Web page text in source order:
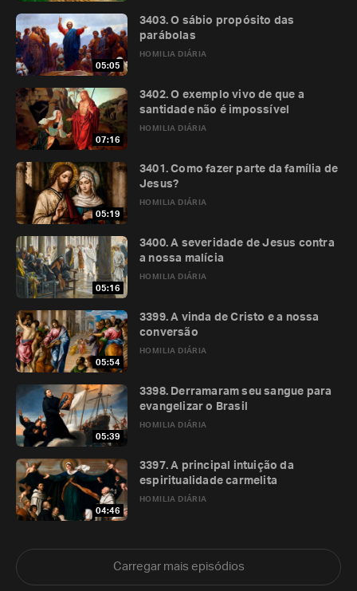
05:05
HOMILIA DIÁRIA
3403. O sábio propósito das
parábolas
07:16
HOMILIA DIÁRIA
3402. O exemplo vivo de que a
santidade não é impossível
05:19
HOMILIA DIÁRIA
3401. Como fazer parte da família de
Jesus?
05:16
HOMILIA DIÁRIA
3400. A severidade de Jesus contra
a nossa malícia
05:54
HOMILIA DIÁRIA
3399. A vinda de Cristo e a nossa
conversão
05:39
HOMILIA DIÁRIA
3398. Derramaram seu sangue para
evangelizar o Brasil
04:46
HOMILIA DIÁRIA
3397. A principal intuição da
espiritualidade carmelita
Carregar mais episódios